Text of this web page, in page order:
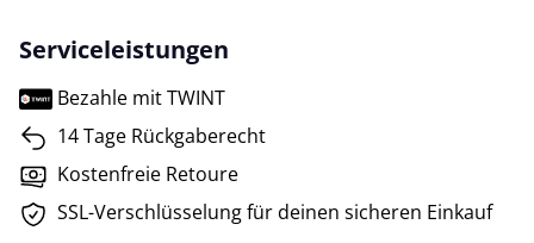
Serviceleistungen
Bezahle mit TWINT
14 Tage Rückgaberecht
Kostenfreie Retoure
SSL-Verschlüsselung für deinen sicheren Einkauf